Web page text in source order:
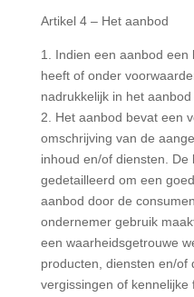
Artikel 4 – Het aanbod
1. Indien een aanbod
heeft of onder
nadrukkelijk in het aanbod
2. Het aanbod bevat een
omschrijving van de
inhoud en/of diensten. De
gedetailleerd om een
aanbod door de
ondernemer gebruik
een waarheidsgetrouwe
producten, diensten en/of
vergissingen of